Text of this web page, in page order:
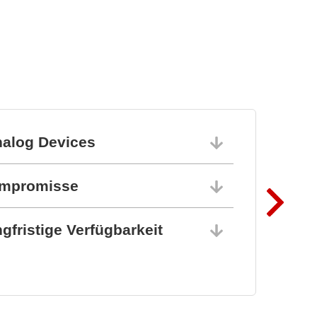
Devices
Verfügbarkeit